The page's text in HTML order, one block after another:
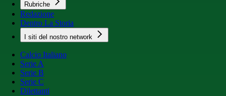
Rubriche
Redazione
Dentro La Storia
I siti del nostro network
Calcio Italiano
Serie A
Serie B
Serie C
Dilettanti